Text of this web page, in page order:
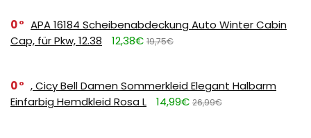
0
APA 16184 Scheibenabdeckung Auto Winter Cabin
Cap, für Pkw, 12.38
12,38€ 19,75€
0
, Cicy Bell Damen Sommerkleid Elegant Halbarm
Einfarbig Hemdkleid Rosa L
14,99€ 26,99€